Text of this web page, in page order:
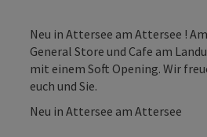
Neu in Attersee am Attersee !
General Store und Cafe am
mit einem Soft Opening. Wir
euch und Sie.
Neu in Attersee am Attersee